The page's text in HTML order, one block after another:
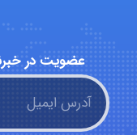
عضویت در